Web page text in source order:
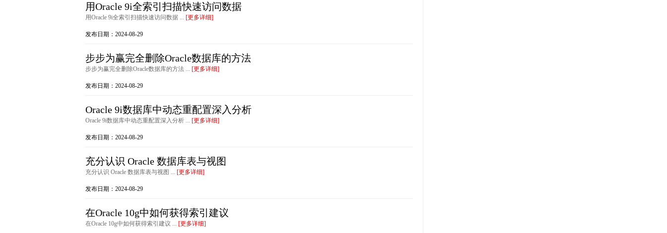
用Oracle 9i全索引扫描快速访问数据
用Oracle 9i全索引扫描快速访问数据 ... [更多详细]
发布日期：2024-08-29
步步为赢完全删除Oracle数据库的方法
步步为赢完全删除Oracle数据库的方法 ... [更多详细]
发布日期：2024-08-29
Oracle 9i数据库中动态重配置深入分析
Oracle 9i数据库中动态重配置深入分析 ... [更多详细]
发布日期：2024-08-29
充分认识 Oracle 数据库表与视图
充分认识 Oracle 数据库表与视图 ... [更多详细]
发布日期：2024-08-29
在Oracle 10g中如何获得索引建议
在Oracle 10g中如何获得索引建议 ... [更多详细]